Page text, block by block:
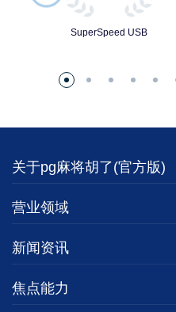
SuperSpeed USB
关于pg麻将胡了(官方版)
营业领域
新闻资讯
焦点能力